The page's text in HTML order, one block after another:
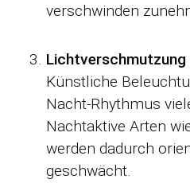
verschwinden
Lichtverschmutzung
Künstliche
Nacht-Rhythmus
Nachtaktive Arten
werden dadurch
geschwächt.